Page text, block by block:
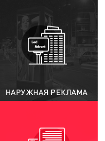
ролика в эфире
выхода рекламы,
в день, общее
за период, доля
кампании на
может
важная с
рекламы на радио;
медиаплана с
сформирован, наши
его с заказчиком.
НАРУЖНАЯ РЕКЛАМА